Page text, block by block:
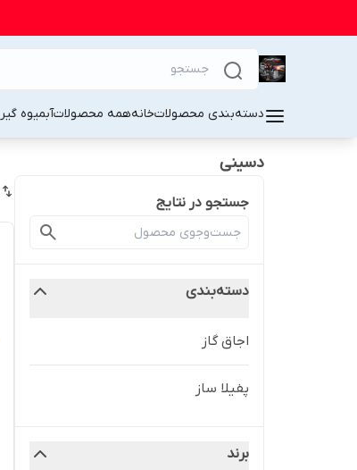
دسته‌بندی محصولاتخانههمه محصولاتآبمیوه گیر
دسینی
جستجو در نتایج
دسته‌بندی
اجاق گاز
پفیلا ساز
برند